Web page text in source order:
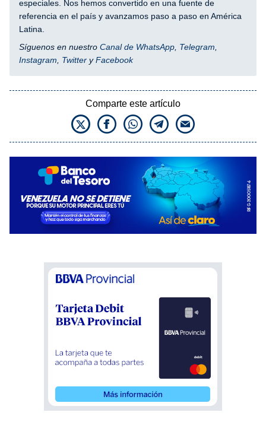
especiales. Nos hemos convertido en una fuente de
referencia en el país y avanzamos paso a paso en América
Latina.
Síguenos en nuestro Canal de WhatsApp Telegram
Instagram
Twitter yFacebook
Comparte este artículo